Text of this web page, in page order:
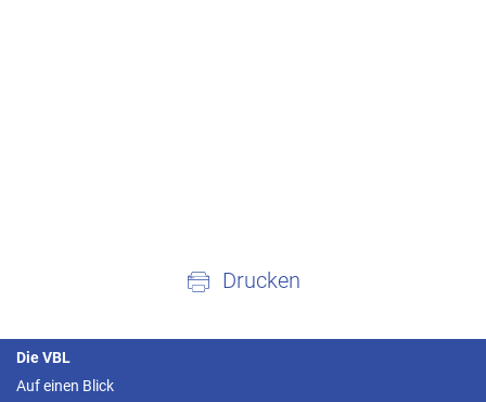
Drucken
Die VBL
Auf einen Blick